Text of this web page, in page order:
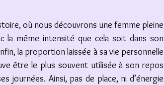
où nous découvrons une femme pleine
la même intensité que cela soit dans son
la proportion laissée à sa vie personnelle
être le plus souvent utilisée à son repos
journées. Ainsi, pas de place, ni d’énergie